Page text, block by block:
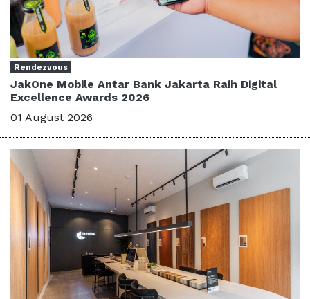
Rendezvous
JakOne Mobile Antar Bank Jakarta Raih Digital
Excellence Awards 2026
01 August 2026